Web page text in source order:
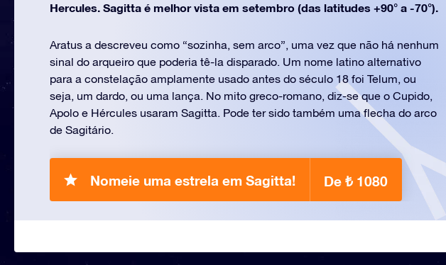
Hercules. Sagitta é melhor vista em setembro (das latitudes +90° a -70°).
Aratus a descreveu como “sozinha, sem arco”, uma vez que não há nenhum
sinal do arqueiro que poderia tê-la disparado. Um nome latino alternativo
para a constelação amplamente usado antes do século 18 foi Telum, ou
seja, um dardo, ou uma lança. No mito greco-romano, diz-se que o Cupido,
Apolo e Hércules usaram Sagitta. Pode ter sido também uma flecha do arco
de Sagitário.
Nomeie uma estrela em Sagitta! De ₺ 1080